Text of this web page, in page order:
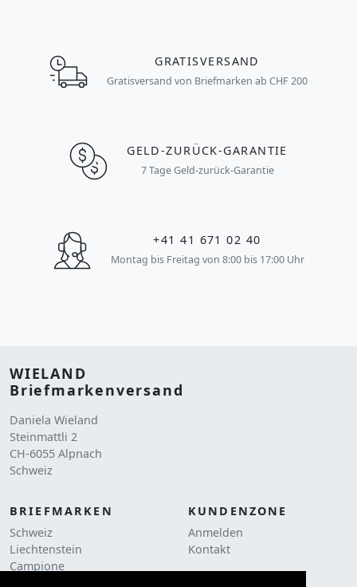
GRATISVERSAND
Gratisversand von Briefmarken ab CHF 200
GELD-ZURÜCK-GARANTIE
7 Tage Geld-zurück-Garantie
+41 41 671 02 40
Montag bis Freitag von 8:00 bis 17:00 Uhr
WIELAND
Briefmarkenversand
Daniela Wieland
Steinmattli 2
CH-6055 Alpnach
Schweiz
BRIEFMARKEN
Schweiz
Liechtenstein
Campione
KUNDENZONE
Anmelden
Kontakt